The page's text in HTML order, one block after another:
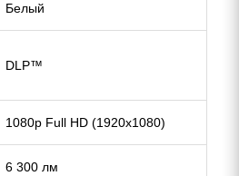
Белый
DLP™
1080p Full HD (1920x1080)
6 300 лм